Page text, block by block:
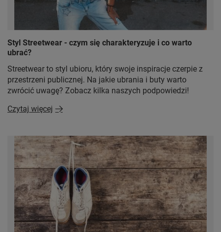
Styl Streetwear - czym się charakteryzuje i co warto
ubrać?
Streetwear to styl ubioru, który swoje inspiracje czerpie z
przestrzeni publicznej. Na jakie ubrania i buty warto
zwrócić uwagę? Zobacz kilka naszych podpowiedzi!
Czytaj więcej